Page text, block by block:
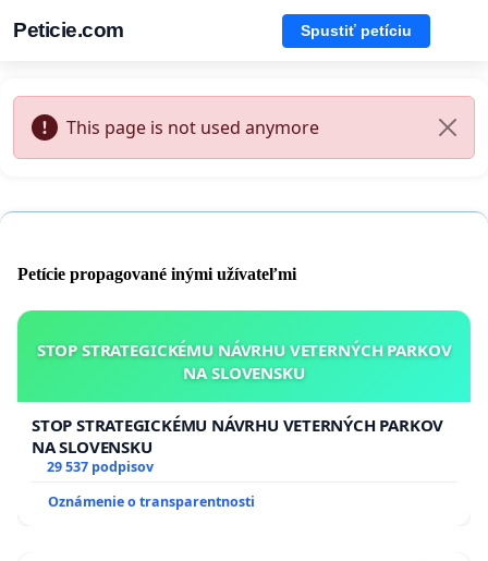
Peticie.com Spustiť petíciu
This page is not used anymore
Petície propagované inými užívateľmi
STOP STRATEGICKÉMU NÁVRHU VETERNÝCH PARKOV
NA SLOVENSKU
STOP STRATEGICKÉMU NÁVRHU VETERNÝCH PARKOV
NA SLOVENSKU
29 537 podpisov
Oznámenie o transparentnosti